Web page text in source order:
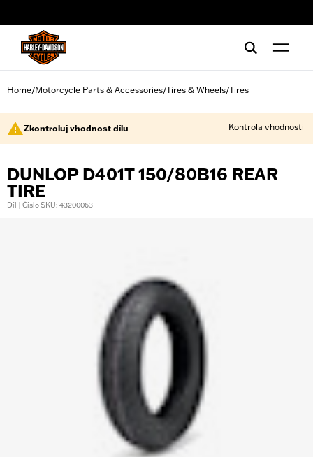
Home/Motorcycle Parts & Accessories/Tires & Wheels/Tires
Zkontroluj vhodnost dílu Kontrola vhodnosti
DUNLOP D401T 150/80B16 REAR
TIRE
Díl | Číslo SKU: 43200063